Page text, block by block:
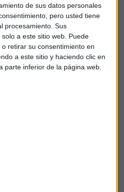
de sus datos personales
pero usted tiene
procesamiento. Sus
a este sitio web. Puede
retirar su consentimiento en
a este sitio y haciendo clic en
parte inferior de la página web.
de las sanciones, e
en corto de las acciones
de los extranjeros que se suma
de dólares en compras del